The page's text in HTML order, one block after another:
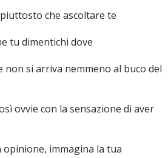
che ascoltare te
tu dimentichi dove
non si arriva nemmeno al buco del
ovvie con la sensazione di aver
opinione, immagina la tua